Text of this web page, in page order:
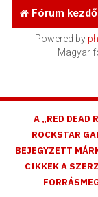
Fórum
Powered by
Magyar
A „RED DEAD
ROCKSTAR
BEJEGYZETT
CIKKEK A